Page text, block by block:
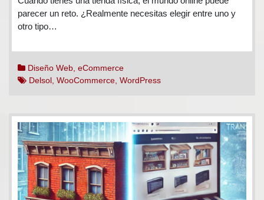
Online
vs
parecer un reto. ¿Realmente necesitas elegir entre uno y
otro tipo…
Diseño Web eCommerce
Delsol WooCommerce WordPress